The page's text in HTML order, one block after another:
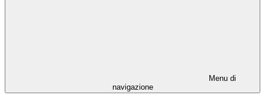
Menu di
navigazione